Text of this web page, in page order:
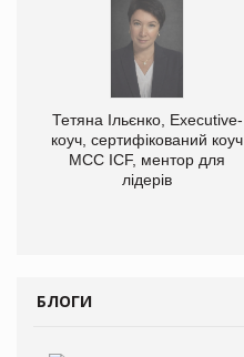
Тетяна Ільєнко, Executive-
коуч, сертифікований коуч
МСС ICF, ментор для
лідерів
БЛОГИ